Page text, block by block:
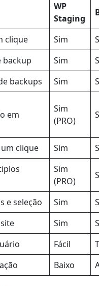
WP
Staging
clique Sim
backup
Sim
backups
Sim
em
Sim
(PRO)
clique Sim
Sim
(PRO)
e seleção Sim
Sim
Fácil
Baixo